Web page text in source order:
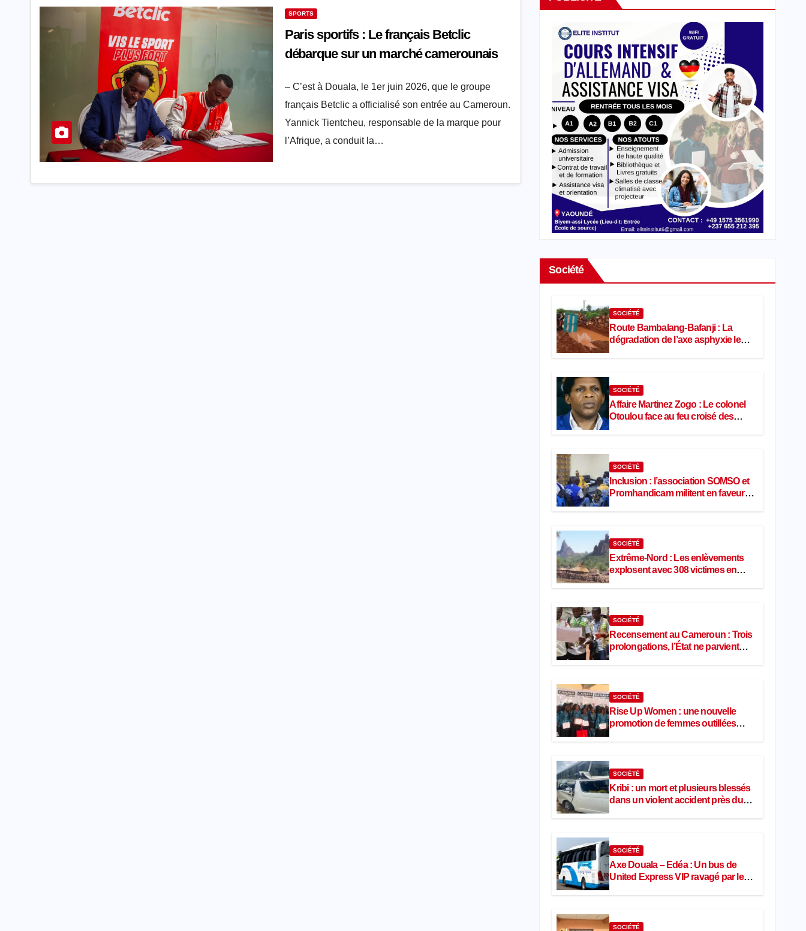
SPORTS
Paris sportifs : Le français Betclic
débarque sur un marché camerounais
– C’est à Douala, le 1er juin 2026, que le groupe
français Betclic a officialisé son entrée au Cameroun.
Yannick Tientcheu, responsable de la marque pour
l’Afrique, a conduit la…
Société
SOCIÉTÉ
Route Bambalang-Bafanji : La
dégradation de l’axe asphyxie les
SOCIÉTÉ
Affaire Martinez Zogo : Le colonel
Otoulou face au feu croisé des
SOCIÉTÉ
Inclusion : l’association SOMSO et
Promhandicam militent en faveur
SOCIÉTÉ
Extrême-Nord : Les enlèvements
explosent avec 308 victimes en
SOCIÉTÉ
Recensement au Cameroun : Trois
prolongations, l’État ne parvient
SOCIÉTÉ
Rise Up Women : une nouvelle
promotion de femmes outillées
SOCIÉTÉ
Kribi : un mort et plusieurs blessés
dans un violent accident près du
SOCIÉTÉ
Axe Douala – Edéa : Un bus de
United Express VIP ravagé par les
SOCIÉTÉ